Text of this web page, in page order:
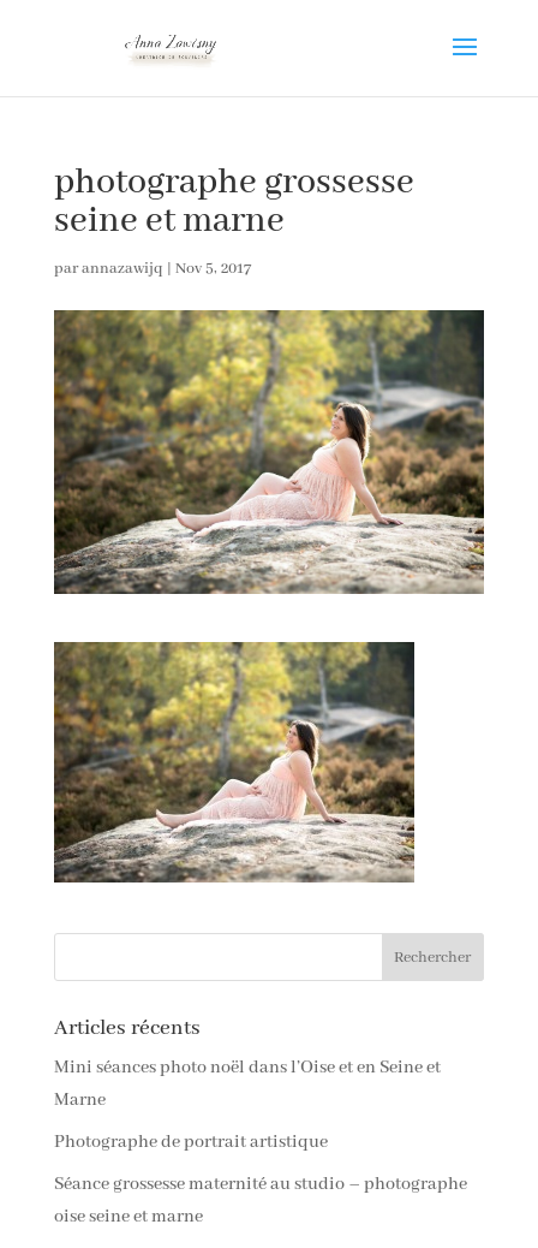
photographe grossesse
seine et marne
parannazawijq | Nov 5, 2017
Articles récents
Mini séances photo noël dans l’Oise et en Seine et
Marne
Photographe de portrait artistique
Séance grossesse maternité au studio – photographe
oise seine et marne